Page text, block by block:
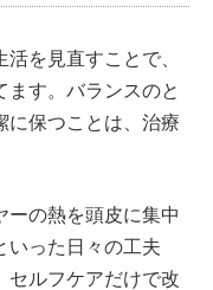
を見直すことで、
ます。バランスのと
に保つことは、治療
ーの熱を頭皮に集中
いった日々の工夫
セルフケアだけで改